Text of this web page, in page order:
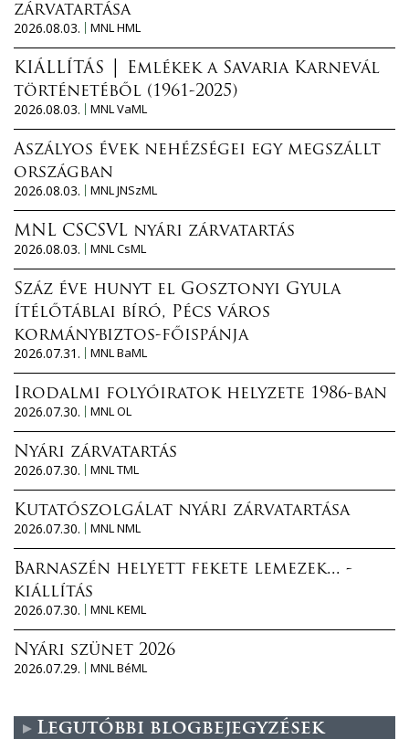
zárvatartása
2026.08.03.
MNL HML
KIÁLLÍTÁS │ Emlékek a Savaria Karnevál
történetéből (1961-2025)
2026.08.03.
MNL VaML
Aszályos évek nehézségei egy megszállt
országban
2026.08.03.
MNL JNSzML
MNL CSCSVL nyári zárvatartás
2026.08.03.
MNL CsML
Száz éve hunyt el Gosztonyi Gyula
ítélőtáblai bíró, Pécs város
kormánybiztos-főispánja
2026.07.31.
MNL BaML
Irodalmi folyóiratok helyzete 1986-ban
2026.07.30.
MNL OL
Nyári zárvatartás
2026.07.30.
MNL TML
Kutatószolgálat nyári zárvatartása
2026.07.30.
MNL NML
Barnaszén helyett fekete lemezek... -
kiállítás
2026.07.30.
MNL KEML
Nyári szünet 2026
2026.07.29.
MNL BéML
Legutóbbi blogbejegyzések